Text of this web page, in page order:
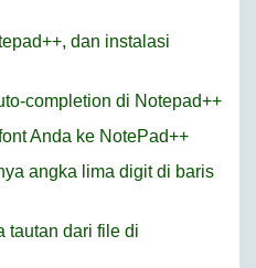
dan instalasi
completion di Notepad++
Anda ke NotePad++
angka lima digit di baris
tautan dari file di